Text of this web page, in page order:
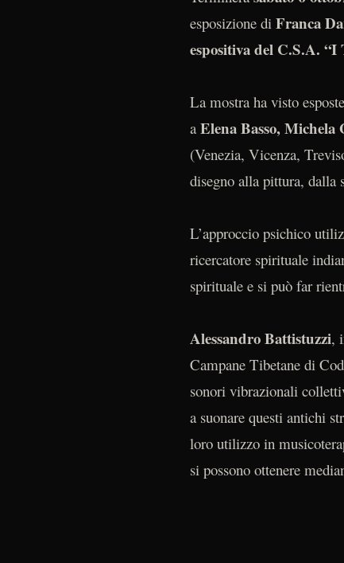
esposizione di Franca
espositiva del C.S.A. “I
La mostra ha visto
a Elena Basso,
(Venezia, Vicenza,
disegno alla pittura, dalla
L’approccio psichico
ricercatore spirituale
spirituale e si può far
Alessandro Battistuzzi,
Campane Tibetane di
sonori vibrazionali
a suonare questi antichi
loro utilizzo in
si possono ottenere